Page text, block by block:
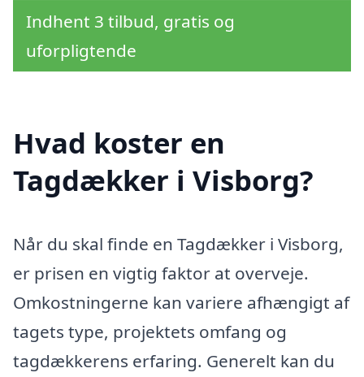
Indhent 3 tilbud, gratis og
uforpligtende
Hvad koster en
Tagdækker i Visborg?
Når du skal finde en Tagdækker i Visborg,
er prisen en vigtig faktor at overveje.
Omkostningerne kan variere afhængigt af
tagets type, projektets omfang og
tagdækkerens erfaring. Generelt kan du